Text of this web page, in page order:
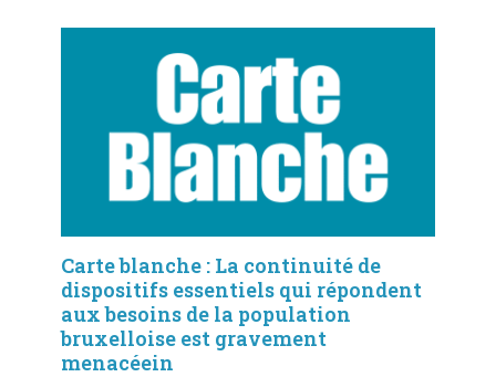
Carte blanche : La continuité de
dispositifs essentiels qui répondent
aux besoins de la population
bruxelloise est gravement
menacéein